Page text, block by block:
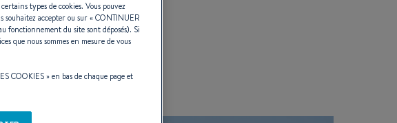
types de cookies. Vous pouvez
souhaitez accepter ou sur «CONTINUER
fonctionnement du site sont déposés). Si
que nous sommes en mesure de vous
COOKIES» en bas de chaque page et